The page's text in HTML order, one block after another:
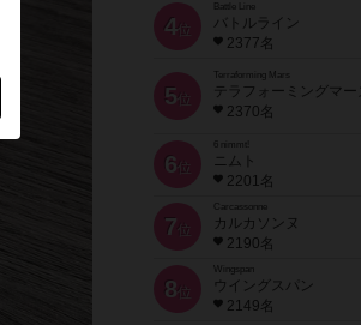
4位
Battle Line
バトルライン
2377名
5 位
Terraforming Mars
テラフォーミングマー
2370名
6 位
ニムト
2201名
7 位
Carcassonne
カルカソンヌ
2190名
8 位
Wingspan
ウイングスパン
2149名